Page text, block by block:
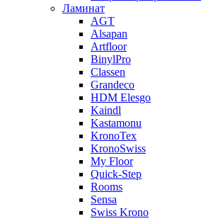
Ламинат
AGT
Alsapan
Artfloor
BinylPro
Classen
Grandeco
HDM Elesgo
Kaindl
Kastamonu
KronoTex
KronoSwiss
My Floor
Quick-Step
Rooms
Sensa
Swiss Krono